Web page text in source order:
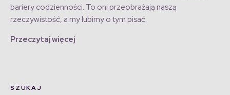
bariery codzienności. To oni przeobrażają naszą
rzeczywistość, a my lubimy o tym pisać.
Przeczytaj więcej
SZUKAJ